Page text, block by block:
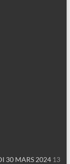
30 MARS 2024 13